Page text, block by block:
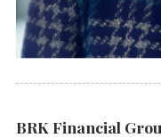
BRK Financial